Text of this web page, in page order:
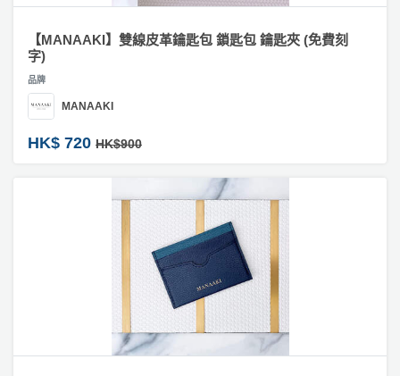
【MANAAKI】雙線皮革鑰匙包 鎖匙包 鑰匙夾 (免費刻
字)
品牌
MANAAKI
HK$ 720 HK$900